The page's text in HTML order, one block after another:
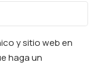
y sitio web en
haga un